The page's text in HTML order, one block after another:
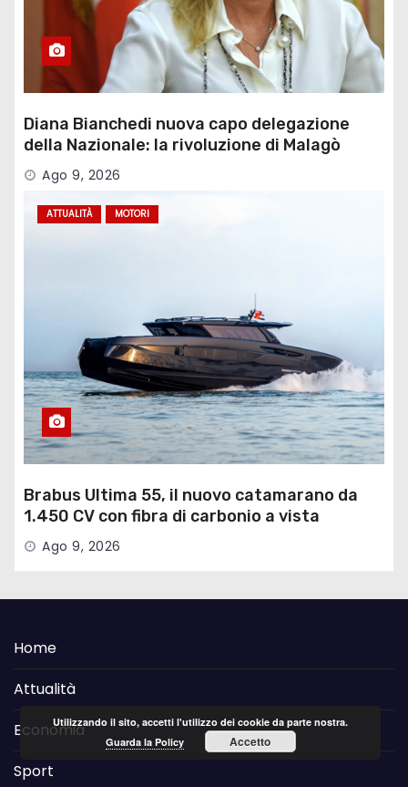
Diana Bianchedi nuova capo delegazione
della Nazionale: la rivoluzione di Malagò
Ago 9, 2026
ATTUALITÀ MOTORI
Brabus Ultima 55, il nuovo catamarano da
1.450 CV con fibra di carbonio a vista
Ago 9, 2026
Home
Attualità
Economia
Sport
Utilizzando il sito, accetti l'utilizzo dei cookie da parte nostra.
Guarda la Policy
Accetto